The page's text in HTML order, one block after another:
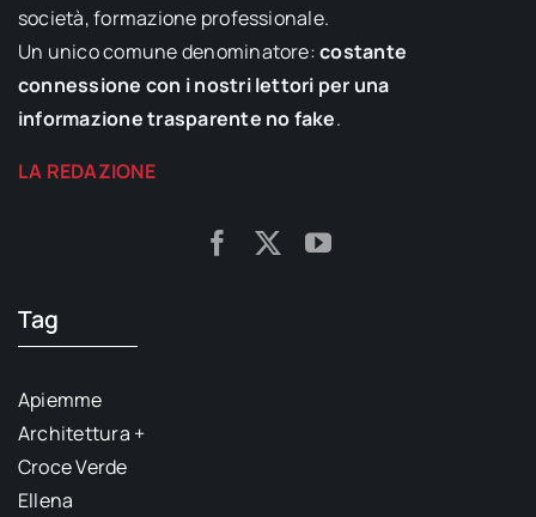
società, formazione professionale.
Un unico comune denominatore:costante
connessione con i nostri lettori per una
informazione trasparente no fake.
LA REDAZIONE
Tag
Apiemme
Architettura +
Croce Verde
Ellena